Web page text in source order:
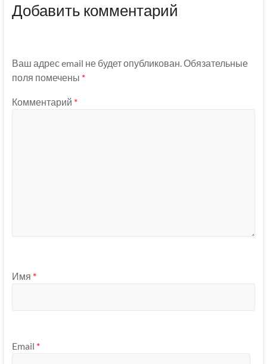
Добавить комментарий
Ваш адрес email не будет опубликован. Обязательные
поля помечены *
Комментарий *
Имя *
Email *